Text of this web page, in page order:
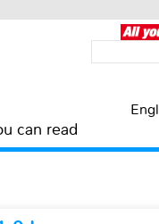
can read